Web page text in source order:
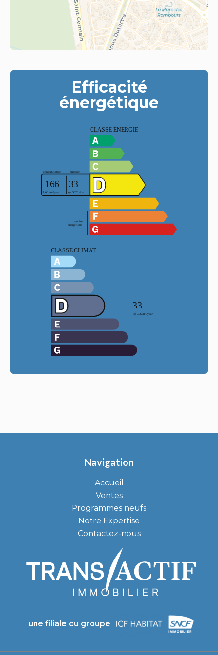
Efficacité
énergétique
Navigation
Accueil
Ventes
Programmes neufs
Notre Expertise
Contactez-nous
une filiale du groupe